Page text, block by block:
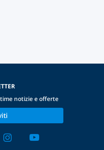
notizie e offerte